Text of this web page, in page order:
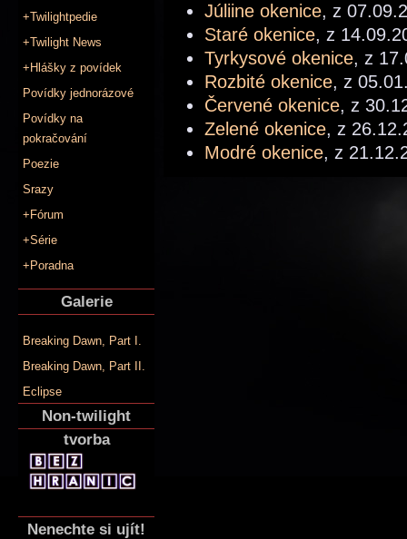
+Twilightpedie
+Twilight News
+Hlášky z povídek
Povídky jednorázové
Povídky na
pokračování
Poezie
Srazy
+Fórum
+Série
+Poradna
Galerie
Breaking Dawn, Part I.
Breaking Dawn, Part II.
Eclipse
Non-twilight
tvorba
Nenechte si ujít!
Júliine okenice, z
Staré okenice, z
Tyrkysové okenice, z
Rozbité okenice, z
Červené okenice, z
Zelené okenice, z
Modré okenice, z